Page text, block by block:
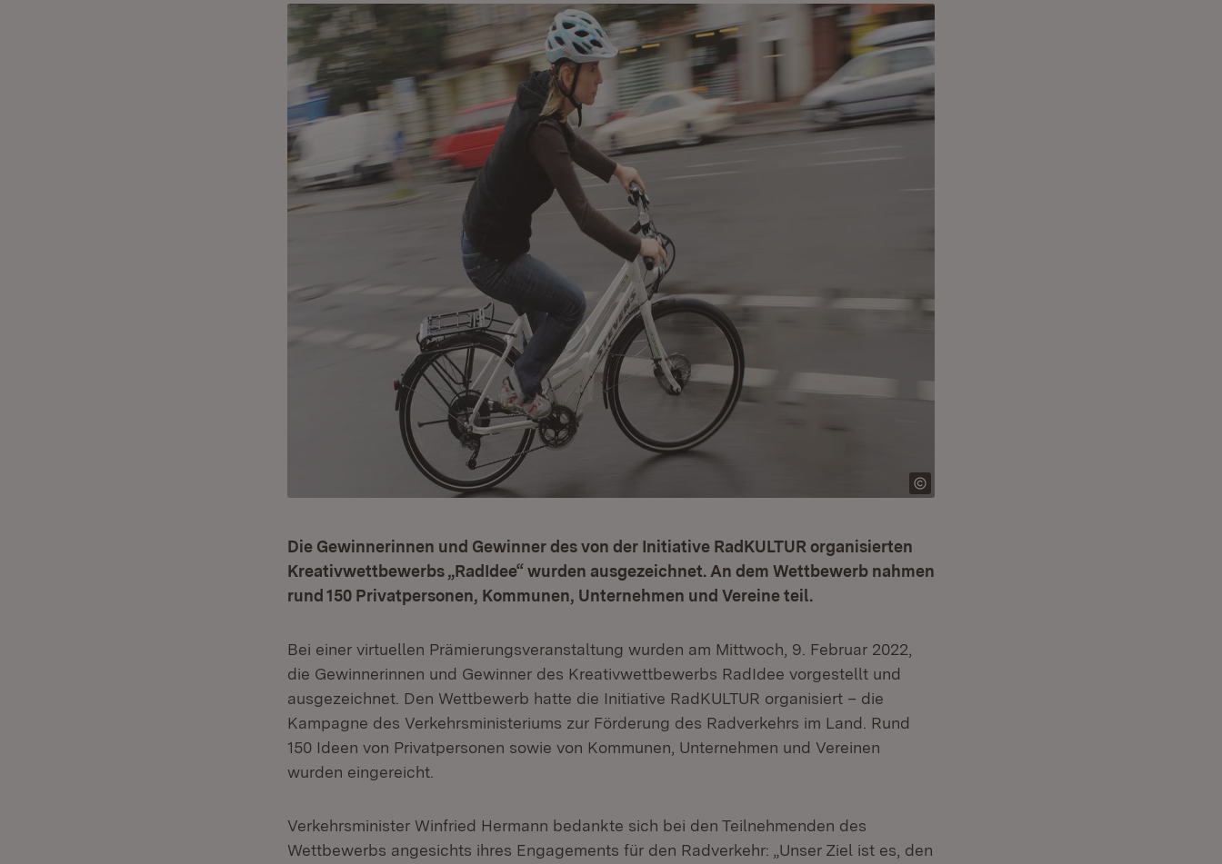
Die Gewinnerinnen und Gewinner des von der Initiative RadKULTUR organisierten
Kreativwettbewerbs „RadIdee“ wurden ausgezeichnet. An dem Wettbewerb nahmen
rund 150 Privatpersonen, Kommunen, Unternehmen und Vereine teil.
Bei einer virtuellen Prämierungsveranstaltung wurden am Mittwoch, 9. Februar 2022,
die Gewinnerinnen und Gewinner des Kreativwettbewerbs RadIdee vorgestellt und
ausgezeichnet. Den Wettbewerb hatte die Initiative RadKULTUR organisiert – die
Kampagne des Verkehrsministeriums zur Förderung des Radverkehrs im Land. Rund
150 Ideen von Privatpersonen sowie von Kommunen, Unternehmen und Vereinen
wurden eingereicht.
Verkehrsminister Winfried Hermann bedankte sich bei den Teilnehmenden des
Wettbewerbs angesichts ihres Engagements für den Radverkehr: „Unser Ziel ist es, den